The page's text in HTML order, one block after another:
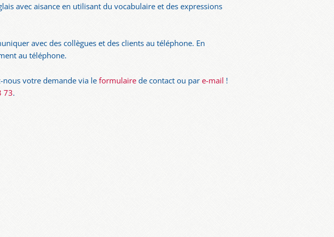
avec aisance en utilisant du vocabulaire et des expressions
avec des collègues et des clients au téléphone. En
au téléphone.
nous votre demande via leformulairede contact ou pare-mail !
73.